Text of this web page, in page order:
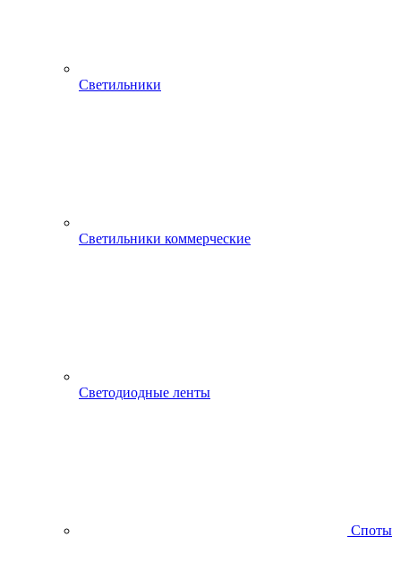
Светильники
Светильники коммерческие
Светодиодные ленты
Споты